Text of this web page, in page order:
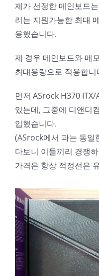
제가 선정한 메인보드
리는 지원가능한 최대
용했습니다.
제 경우 메인보드와 메
최대용량으로 적용합니
먼저 ASrock H370
있는데, 그중에 디앤디
입했습니다.
(ASrock에서 파는 동일
다보니 이들끼리 경쟁
가격은 항상 적정선은